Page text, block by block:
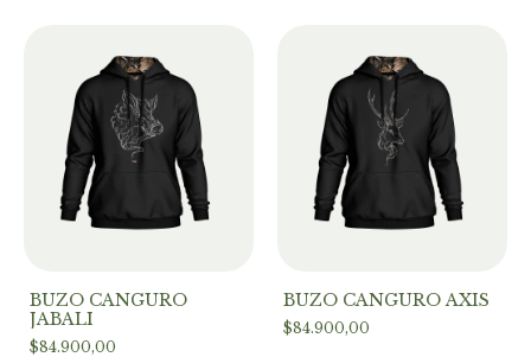
BUZO CANGURO
JABALI
$84.900,00
BUZO CANGURO AXIS
$84.900,00